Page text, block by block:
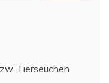
Tierseuchen